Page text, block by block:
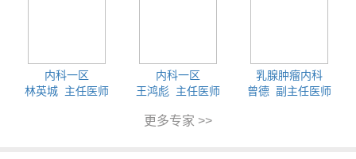
内科一区
林英城 主任医师
内科一区
王鸿彪 主任医师
乳腺肿瘤内科
曾德 副主任医师
更多专家 >>